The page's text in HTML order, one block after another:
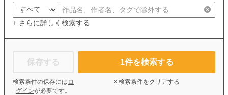
+ さらに詳しく検索する
保存する
検索条件の保存には ロ
グインが必要です。
1件を検索する
× 検索条件をクリアする